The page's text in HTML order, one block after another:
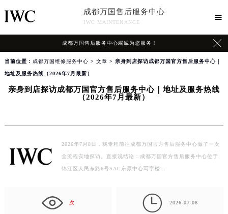
成都万国售后服务中心
IWC MAINTENANCE

成都万国售后服务中心竭诚为您服务！ 
当前位置： 成都万国维修服务中心 > 文章 > 亲身到店探访成都万国官方售后服务中心｜
地址及服务热线（2026年7月最新）
亲身到店探访成都万国官方售后服务中心｜地址及服务热线
（2026年7月最新）
2026年7月8日，我专程前往成都万国官方售后服务中心做了一次
全流程实地探访。直接说结论：成都万国官方售后服务中心位于
锦江区人民东路6号SAC东原中心写字楼…
次  2026-07-08